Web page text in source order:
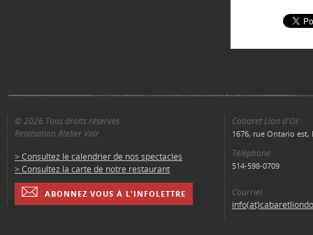
© 2026 Tous droits réservés
Réalisation Atelier Voir
> Consultez le calendrier de nos spectacles
> Consultez la carte de notre restaurant
ABONNEZ VOUS À L'INFOLETTRE
Cabaret Lion d'Or :
1676, rue Ontario est,
Téléphone
514-598-0709
Courriel